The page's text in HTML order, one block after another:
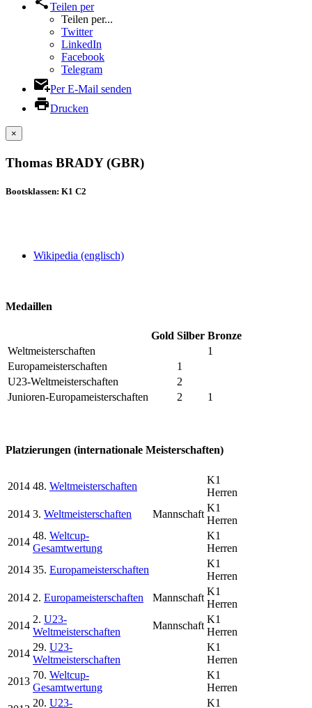
Teilen per
Teilen per...
Twitter
LinkedIn
Facebook
Telegram
Per E-Mail senden
Drucken
×
Thomas BRADY (GBR)
Bootsklassen: K1 C2
Wikipedia (englisch)
Medaillen
Gold Silber Bronze
Weltmeisterschaften
1
Europameisterschaften
1
U23-Weltmeisterschaften
2
Junioren-Europameisterschaften
2 1
Platzierungen (internationale Meisterschaften)
2014 48. Weltmeisterschaften
K1
Herren
2014 3. Weltmeisterschaften Mannschaft
K1
Herren
2014
48. Weltcup-
Gesamtwertung
K1
Herren
2014 35. Europameisterschaften
K1
Herren
2014 2. Europameisterschaften Mannschaft
K1
Herren
2014
2. U23-
Weltmeisterschaften
Mannschaft
K1
Herren
2014
29. U23-
Weltmeisterschaften
K1
Herren
2013
70. Weltcup-
Gesamtwertung
K1
Herren
20. U23-
K1